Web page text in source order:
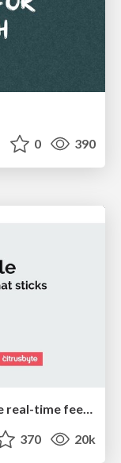
0 390
Building Better People: How to give real-time feedback that sticks.
370 20k